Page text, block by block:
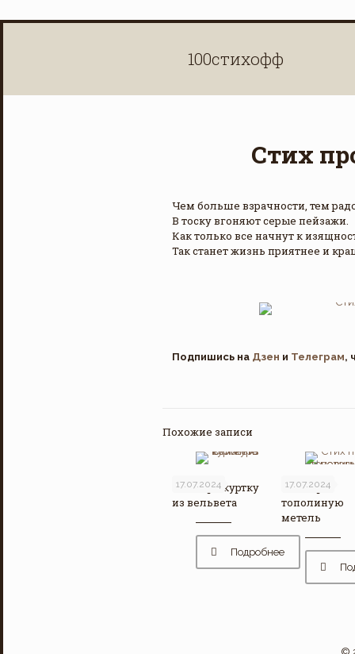
100стихофф
Стих
Чем больше взрачности, тем
В тоску вгоняют серые пейзажи.
Как только все начнут к
Так станет жизнь приятнее и
Подпишись на Дзен и Телеграм,
Похожие записи
17.07.2024
Стих про куртку
из вельвета
Подробнее
17.07.2024
Стих про
тополиную
метель